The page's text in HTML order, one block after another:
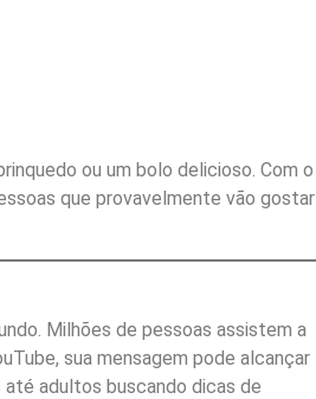
ou um bolo delicioso. Com o
que provavelmente vão gostar
Milhões de pessoas assistem a
sua mensagem pode alcançar
adultos buscando dicas de